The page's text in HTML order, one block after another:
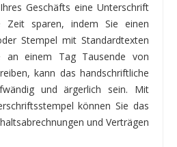
Geschäfts eine Unterschrift
Zeit sparen, indem Sie einen
Stempel mit Standardtexten
an einem Tag Tausende von
kann das handschriftliche
und ärgerlich sein. Mit
können Sie das
und Verträgen